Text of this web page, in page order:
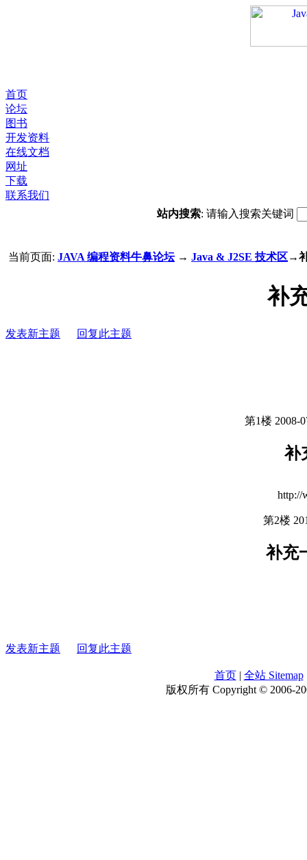
首页
论坛
图书
开发资料
在线文档
网址
下载
联系我们
站内搜索: 请输入搜索关键词
当前页面: JAVA 编程资料牛鼻论坛→ Java & J2SE 技术区→
补
发表新主题 回复此主题
第1楼 2008-
补
http://
第2楼
补充
发表新主题 回复此主题
首页| 全站 Sitemap
版权所有 Copyright © 2006-